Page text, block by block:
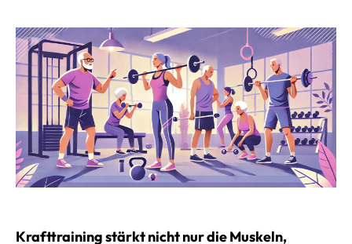
Krafttraining stärkt nicht nur die Muskeln,